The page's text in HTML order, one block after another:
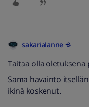
sakarialanne
Taitaa olla
Sama havainto
ikinä koskenut.